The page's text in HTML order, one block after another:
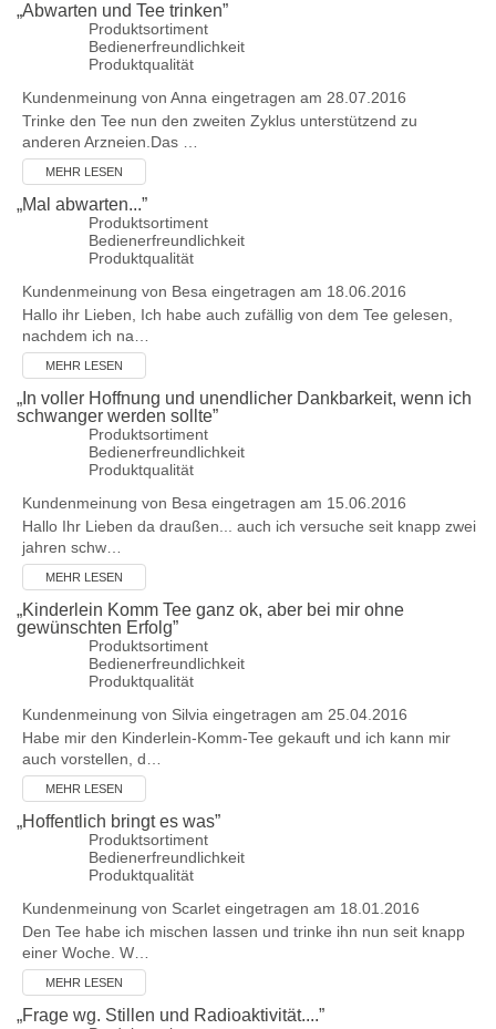
„Abwarten und Tee trinken”
Produktsortiment
Bedienerfreundlichkeit
Produktqualität
Kundenmeinung von Anna eingetragen am 28.07.2016
Trinke den Tee nun den zweiten Zyklus unterstützend zu
anderen Arzneien.Das …
MEHR LESEN
„Mal abwarten...”
Produktsortiment
Bedienerfreundlichkeit
Produktqualität
Kundenmeinung von Besa eingetragen am 18.06.2016
Hallo ihr Lieben, Ich habe auch zufällig von dem Tee gelesen,
nachdem ich na…
MEHR LESEN
„ In voller Hoffnung und unendlicher Dankbarkeit, wenn ich
schwanger werden sollte”
Produktsortiment
Bedienerfreundlichkeit
Produktqualität
Kundenmeinung von Besa eingetragen am 15.06.2016
Hallo Ihr Lieben da draußen... auch ich versuche seit knapp zwei
jahren schw…
MEHR LESEN
„Kinderlein Komm Tee ganz ok, aber bei mir ohne
gewünschten Erfolg”
Produktsortiment
Bedienerfreundlichkeit
Produktqualität
Kundenmeinung von Silvia eingetragen am 25.04.2016
Habe mir den Kinderlein-Komm-Tee gekauft und ich kann mir
auch vorstellen, d…
MEHR LESEN
„Hoffentlich bringt es was”
Produktsortiment
Bedienerfreundlichkeit
Produktqualität
Kundenmeinung von Scarlet eingetragen am 18.01.2016
Den Tee habe ich mischen lassen und trinke ihn nun seit knapp
einer Woche. W…
MEHR LESEN
„Frage wg. Stillen und Radioaktivität....”